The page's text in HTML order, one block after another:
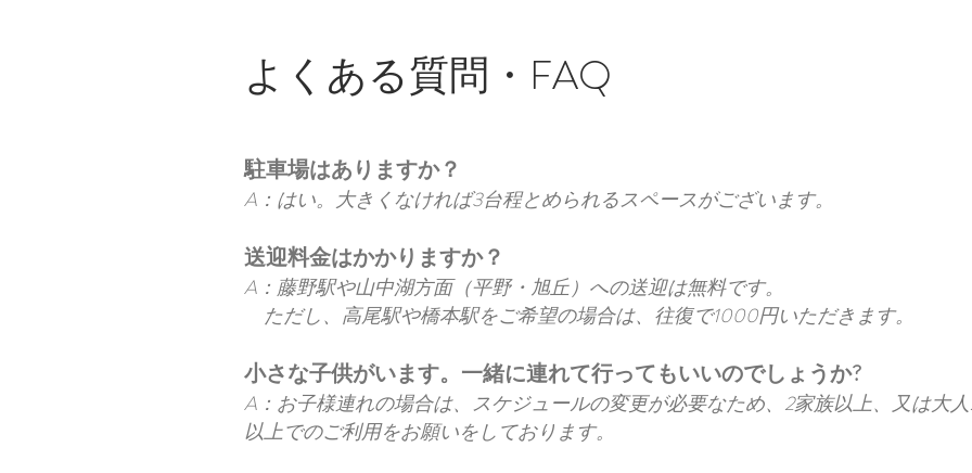
​よくある質問・FAQ
駐車場はありますか？
A：はい。大きくなければ3台程とめられるスペースがございます。
送迎料金はかかりますか？
A：藤野駅や山中湖方面（平野・旭丘）への送迎は無料です。
ただし、高尾駅や橋本駅をご希望の場合は、往復で1000円いただきます。
小さな子供がいます。一緒に連れて行ってもいいのでしょうか?
A：お子様連れの場合は、スケジュールの変更が必要なため、2家族以上、又は大
以上でのご利用をお願いをしております。